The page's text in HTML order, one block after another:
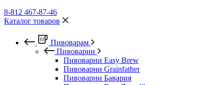
8-812 467-87-46
Каталог товаров
Пивоварам
Пивоварни
Пивоварни Easy Brew
Пивоварни Grainfather
Пивоварни Бавария